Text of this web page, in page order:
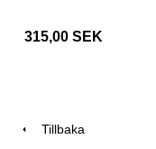
315,00 SEK
Tillbaka